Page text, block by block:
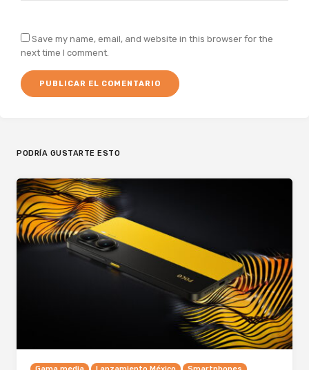
Save my name, email, and website in this browser for the
next time I comment.
PODRÍA GUSTARTE ESTO